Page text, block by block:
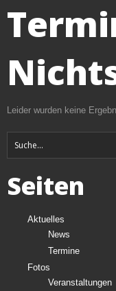
Leider wurden keine
Seiten
Aktuelles
News
Termine
Fotos
Veranstaltungen